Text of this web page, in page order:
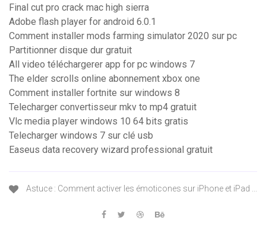
Final cut pro crack mac high sierra
Adobe flash player for android 6.0.1
Comment installer mods farming simulator 2020 sur pc
Partitionner disque dur gratuit
All video téléchargerer app for pc windows 7
The elder scrolls online abonnement xbox one
Comment installer fortnite sur windows 8
Telecharger convertisseur mkv to mp4 gratuit
Vlc media player windows 10 64 bits gratis
Telecharger windows 7 sur clé usb
Easeus data recovery wizard professional gratuit
Astuce : Comment activer les émoticones sur iPhone et iPad ...